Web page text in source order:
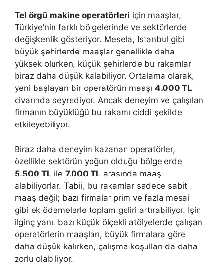
Tel örgü makine operatörleri için maaşlar,
Türkiye’nin farklı bölgelerinde ve sektörlerde
değişkenlik gösteriyor. Mesela, İstanbul gibi
büyük şehirlerde maaşlar genellikle daha
yüksek olurken, küçük şehirlerde bu rakamlar
biraz daha düşük kalabiliyor. Ortalama olarak,
yeni başlayan bir operatörün maaşı 4.000 TL
civarında seyrediyor. Ancak deneyim ve çalışılan
firmanın büyüklüğü bu rakamı ciddi şekilde
etkileyebiliyor.
Biraz daha deneyim kazanan operatörler,
özellikle sektörün yoğun olduğu bölgelerde
5.500 TL ile 7.000 TL arasında maaş
alabiliyorlar. Tabii, bu rakamlar sadece sabit
maaş değil; bazı firmalar prim ve fazla mesai
gibi ek ödemelerle toplam geliri artırabiliyor. İşin
ilginç yanı, bazı küçük ölçekli atölyelerde çalışan
operatörlerin maaşları, büyük firmalara göre
daha düşük kalırken, çalışma koşulları da daha
zorlu olabiliyor.